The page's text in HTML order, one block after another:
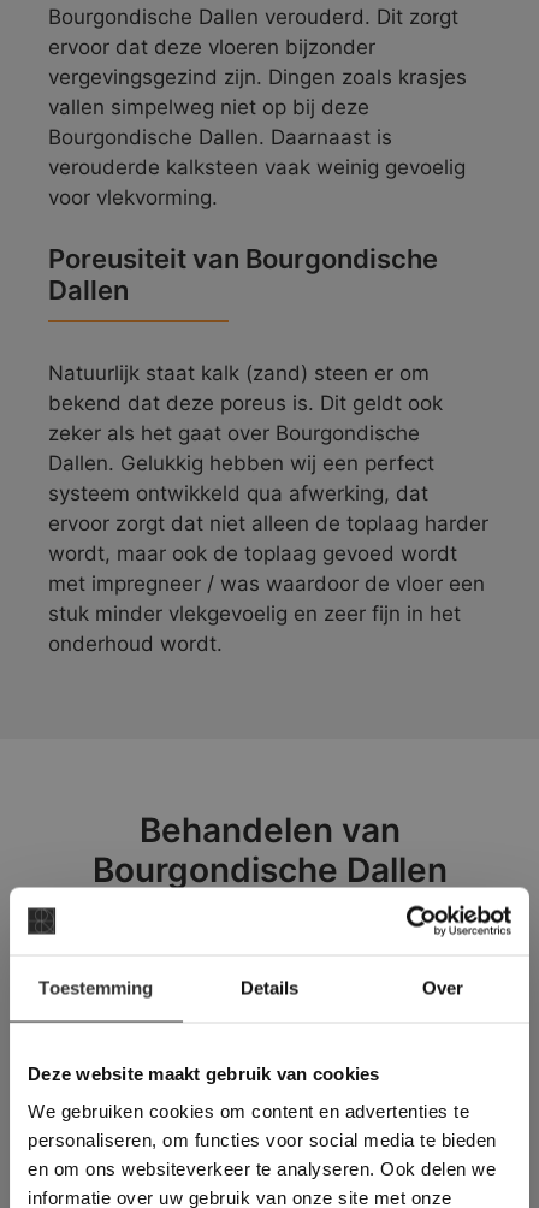
Toestemming Details Over
Deze website maakt gebruik van cookies
We gebruiken cookies om content en advertenties te
personaliseren, om functies voor social media te bieden
en om ons websiteverkeer te analyseren. Ook delen we
informatie over uw gebruik van onze site met onze
Bourgondische Dallen verouderd. Dit zorgt
ervoor dat deze vloeren bijzonder
vergevingsgezind zijn. Dingen zoals krasjes
vallen simpelweg niet op bij deze
Bourgondische Dallen. Daarnaast is
verouderde kalksteen vaak weinig gevoelig
voor vlekvorming.
Poreusiteit van Bourgondische
Dallen
Natuurlijk staat kalk (zand) steen er om
bekend dat deze poreus is. Dit geldt ook
zeker als het gaat over Bourgondische
Dallen. Gelukkig hebben wij een perfect
systeem ontwikkeld qua afwerking, dat
ervoor zorgt dat niet alleen de toplaag harder
wordt, maar ook de toplaag gevoed wordt
met impregneer / was waardoor de vloer een
stuk minder vlekgevoelig en zeer fijn in het
onderhoud wordt.
Behandelen van
Bourgondische Dallen
tijdens de afwerking van een
Bourgondische Dallen vloer is het
Door dit op de juiste manier te doen, zorgt
u ervoor dat de vloer
onderhoudsvriendelijker wordt en zijn
Deze website maakt
gebruik van cookies.
This Cookie Banner was deleted and is no
longer working. Please contact the website
administrator.
Deze website gebruikt cookies om de
gebruikerservaring te verbeteren. Door
gebruik te maken van onze website geeft u
toestemming voor alle cookies in